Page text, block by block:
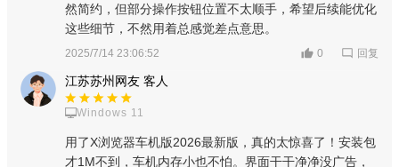
然简约，但部分操作按钮位置不太顺手，希望后续能优化
这些细节，不然用着总感觉差点意思。
2025/7/14 23:06:52 0 回复
江苏苏州网友 客人
Windows 11
用了X浏览器车机版2026最新版，真的太惊喜了！安装包
才1M不到，车机内存小也不怕。界面干干净净没广告，